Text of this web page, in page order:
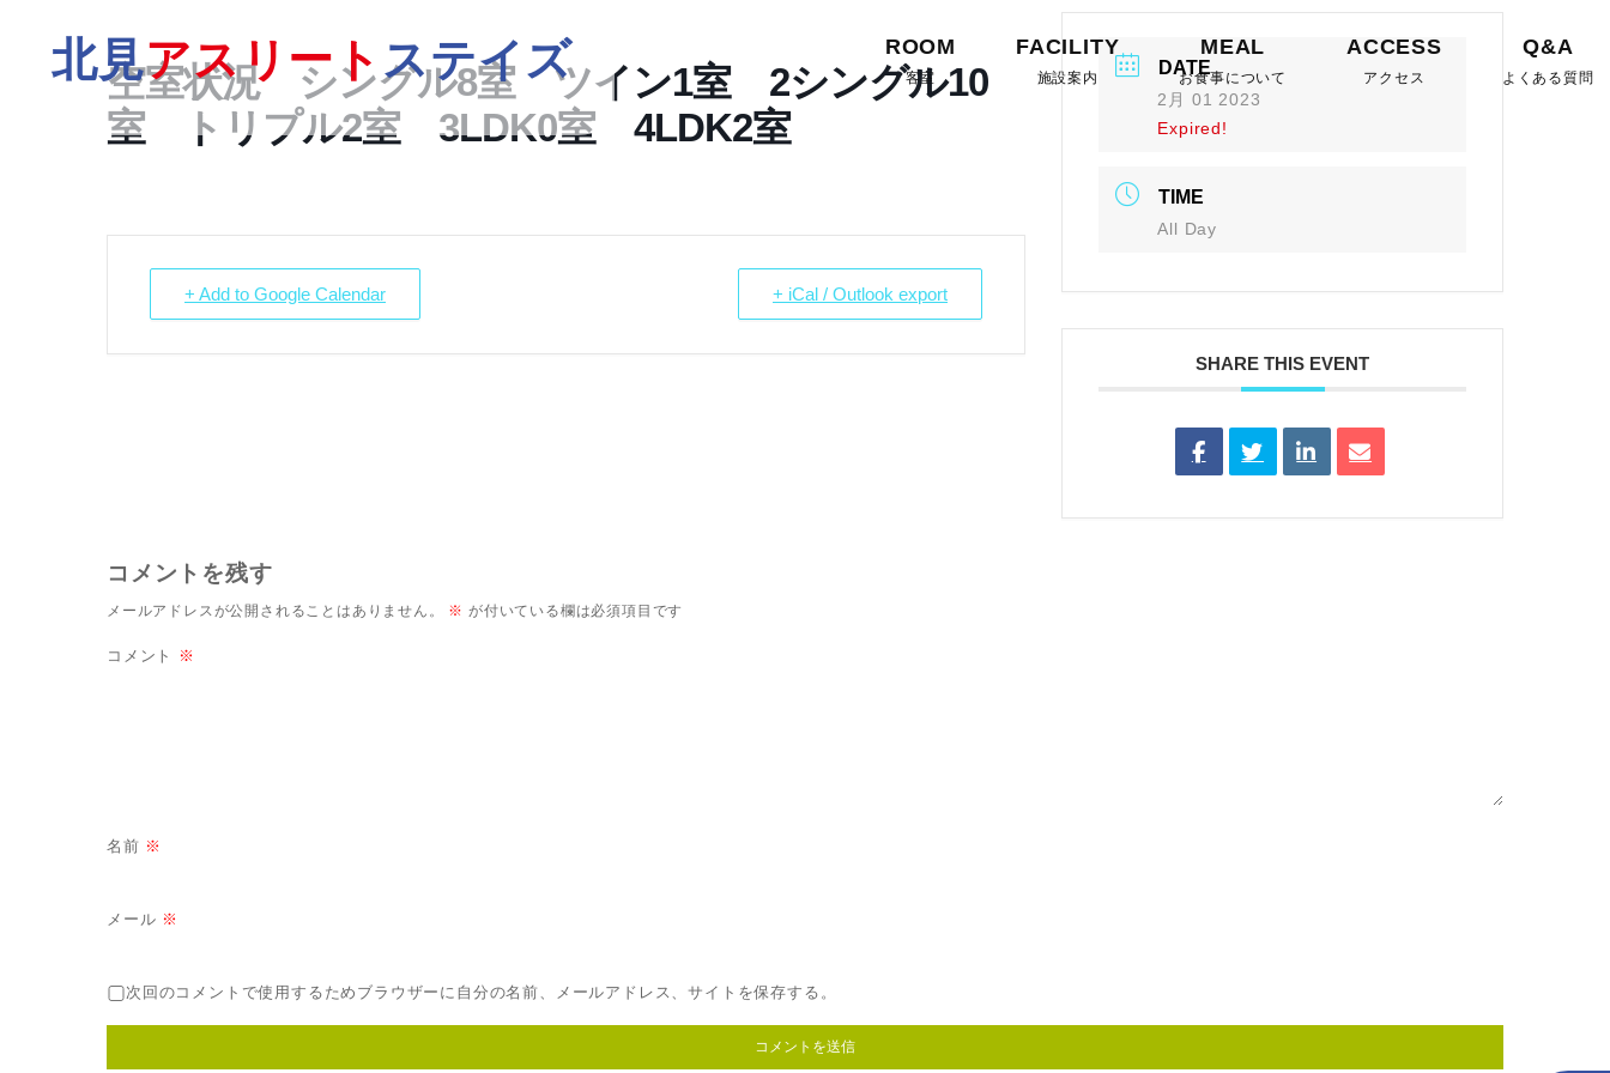
北見アスリート ステイズ ROOM
客室
FACILITY
施設案内
MEAL
お食事について
ACCESS
アクセス
Q&A
よくある質問
空室状況 シングル8室 ツイン1室 2シングル10
室 トリプル2室 3LDK0室 4LDK2室
+ Add to Google Calendar + iCal / Outlook export
DATE
2月 01 2023
Expired!
TIME
All Day
SHARE THIS EVENT
コメントを残す
メールアドレスが公開されることはありません。 ※ が付いている欄は必須項目です
コメント ※
名前 ※
メール ※
次回のコメントで使用するためブラウザーに自分の名前、メールアドレス、サイトを保存する。